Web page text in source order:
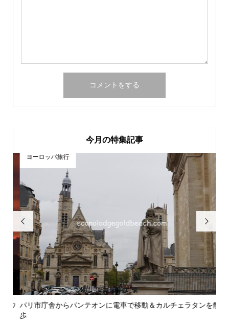
今月の特集記事

パリ市庁舎からパンテオンに電車で移動＆カルチェラタンを散
歩
ヨーロッパ旅行
